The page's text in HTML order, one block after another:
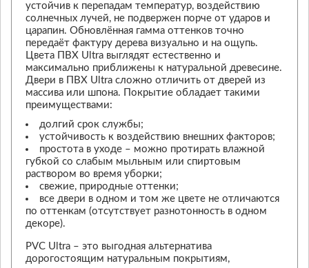
устойчив к перепадам температур, воздействию
солнечных лучей, не подвержен порче от ударов и
царапин. Обновлённая гамма оттенков точно
передаёт фактуру дерева визуально и на ощупь.
Цвета ПВХ Ultra выглядят естественно и
максимально приближены к натуральной древесине.
Двери в ПВХ Ultra сложно отличить от дверей из
массива или шпона. Покрытие обладает такими
преимуществами:
долгий срок службы;
устойчивость к воздействию внешних факторов;
простота в уходе – можно протирать влажной
губкой со слабым мыльным или спиртовым
раствором во время уборки;
свежие, природные оттенки;
все двери в одном и том же цвете не отличаются
по оттенкам (отсутствует разнотонность в одном
декоре).
PVC Ultra – это выгодная альтернатива
дорогостоящим натуральным покрытиям,